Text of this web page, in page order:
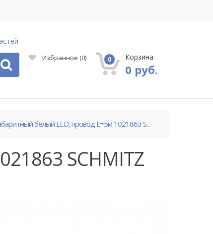
Избранное (0) 0 Корзина:
0 руб.
белый LED, провод L=5м 1021863 S...
SCHMITZ